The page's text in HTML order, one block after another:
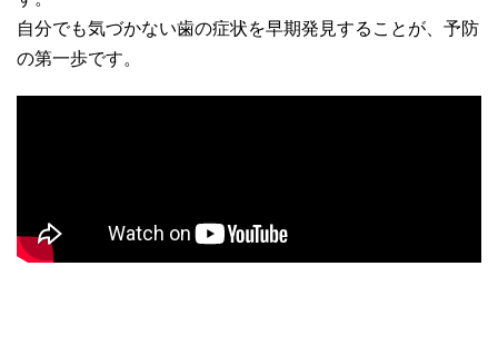
自分でも気づかない歯の症状を早期発見することが、予防
の第一歩です。